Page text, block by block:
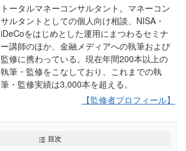
トータルマネーコンサルタント。マネーコン
サルタントとしての個人向け相談、NISA・
iDeCoをはじめとした運用にまつわるセミナ
ー講師のほか、金融メディアへの執筆および
監修に携わっている。現在年間200本以上の
執筆・監修をこなしており、これまでの執
筆・監修実績は3,000本を超える。
【監修者プロフィール】
目次